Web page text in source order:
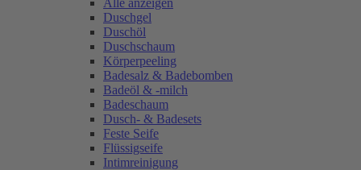
Alle anzeigen
Duschgel
Duschöl
Duschschaum
Körperpeeling
Badesalz & Badebomben
Badeöl & -milch
Badeschaum
Dusch- & Badesets
Feste Seife
Flüssigseife
Intimreinigung